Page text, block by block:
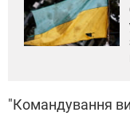
"Командування